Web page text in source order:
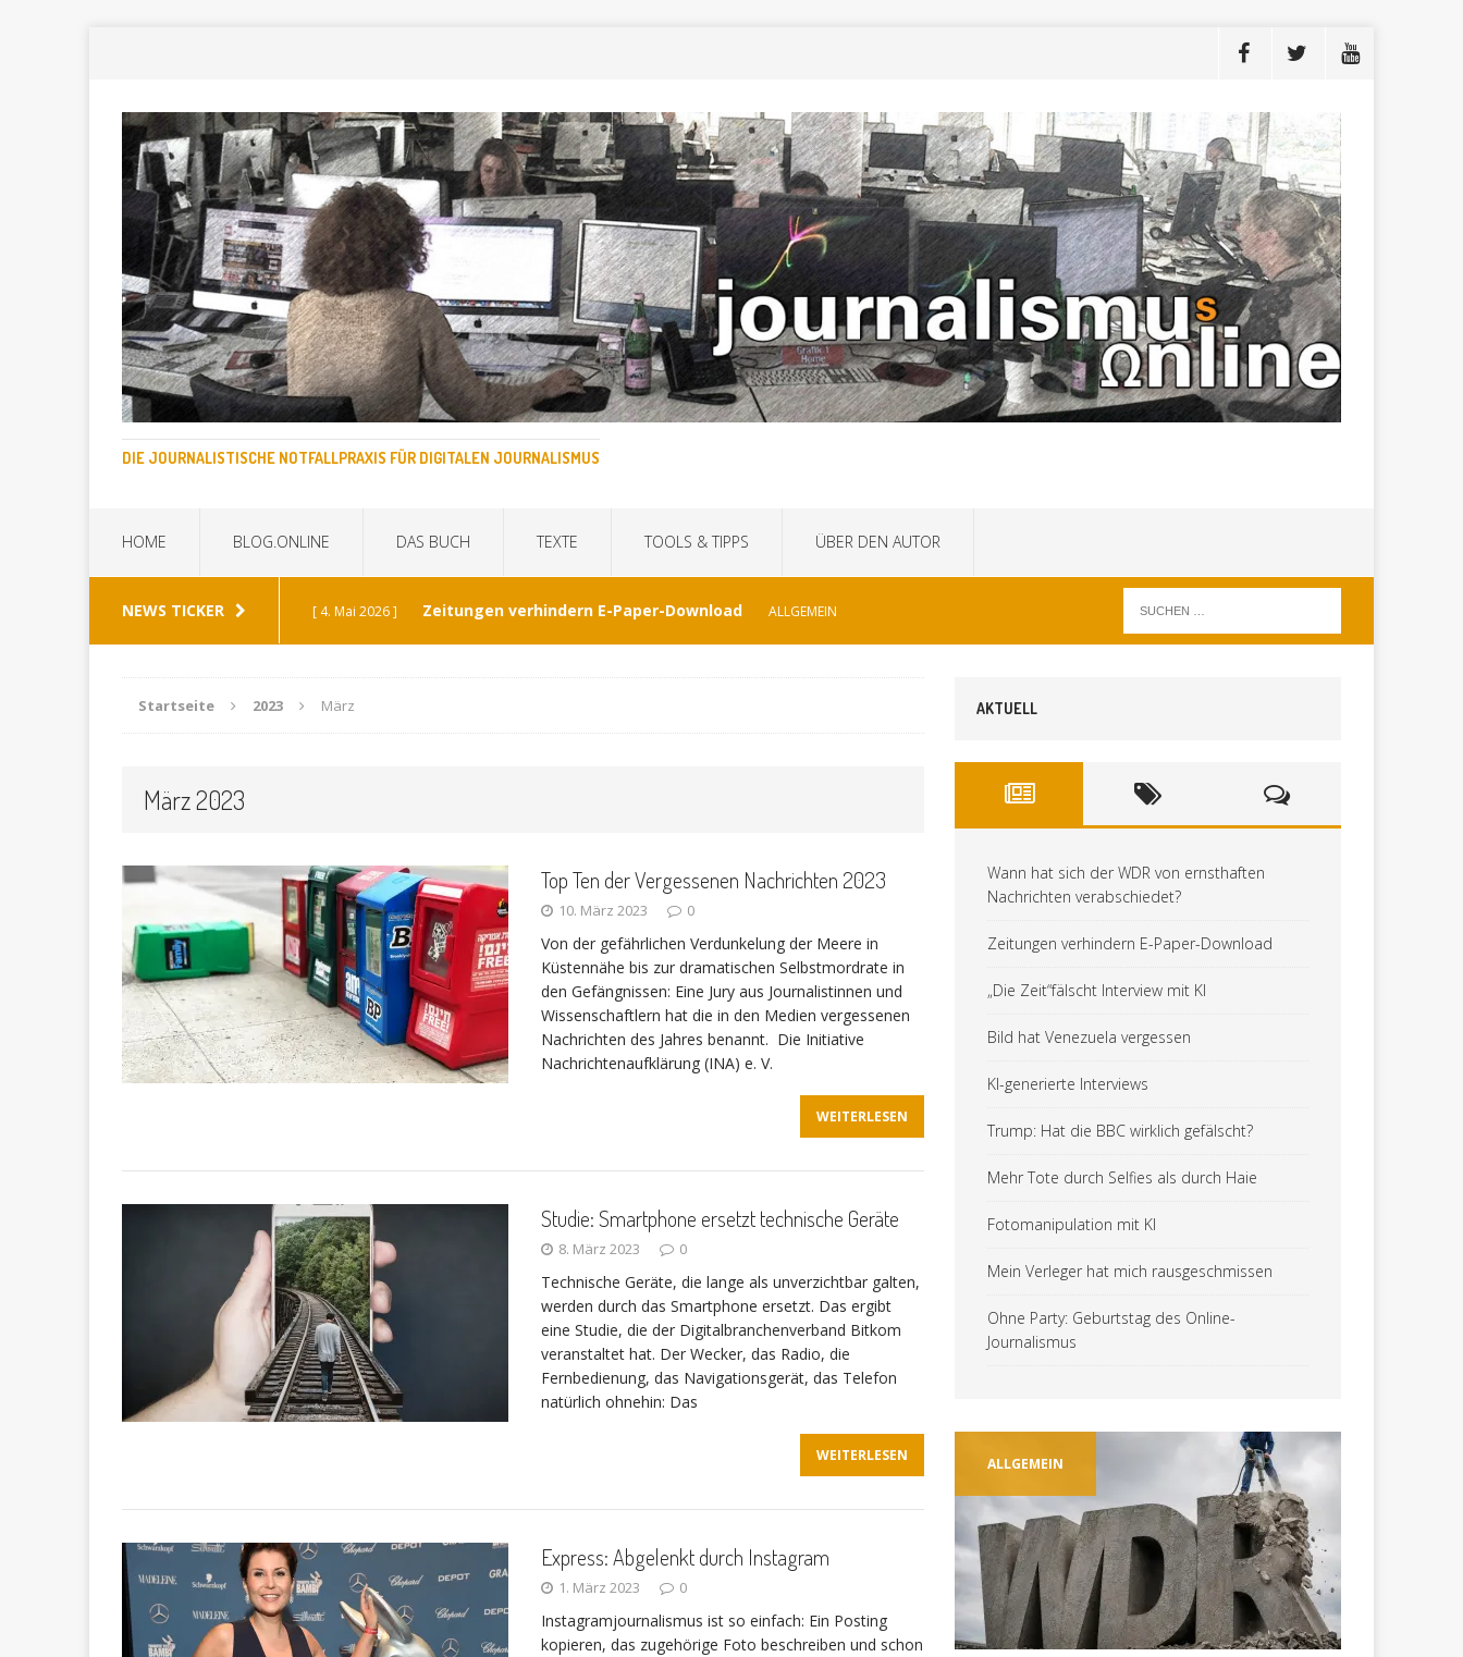
DIE JOURNALISTISCHE NOTFALLPRAXIS FÜR DIGITALEN JOURNALISMUS
HOME BLOG.ONLINE DAS BUCH TEXTE TOOLS & TIPPS ÜBER DEN AUTOR
NEWS TICKER [ 4. Mai 2026 ] Zeitungen verhindern E-Paper-Download ALLGEMEIN
[ 8. Januar 2026 ] „Die Zeit“fälscht Interview mit KI TECHNIK
[ 30. Mai 2026 ] Wann hat sich der WDR von ernsthaften Nachrichten
verabschiedet? ALLGEMEIN
Startseite 2023 März
März 2023
Top Ten der Vergessenen Nachrichten 2023
10. März 2023 0
Von der gefährlichen Verdunkelung der Meere in
Küstennähe bis zur dramatischen Selbstmordrate in
den Gefängnissen: Eine Jury aus Journalistinnen und
Wissenschaftlern hat die in den Medien vergessenen
Nachrichten des Jahres benannt. Die Initiative
Nachrichtenaufklärung (INA) e. V.
WEITERLESEN
Studie: Smartphone ersetzt technische Geräte
8. März 2023 0
Technische Geräte, die lange als unverzichtbar galten,
werden durch das Smartphone ersetzt. Das ergibt
eine Studie, die der Digitalbranchenverband Bitkom
veranstaltet hat. Der Wecker, das Radio, die
Fernbedienung, das Navigationsgerät, das Telefon
natürlich ohnehin: Das
WEITERLESEN
Express: Abgelenkt durch Instagram
1. März 2023 0
Instagramjournalismus ist so einfach: Ein Posting
kopieren, das zugehörige Foto beschreiben und schon
AKTUELL
Wann hat sich der WDR von ernsthaften
Nachrichten verabschiedet?
Zeitungen verhindern E-Paper-Download
„Die Zeit“fälscht Interview mit KI
Bild hat Venezuela vergessen
KI-generierte Interviews
Trump: Hat die BBC wirklich gefälscht?
Mehr Tote durch Selfies als durch Haie
Fotomanipulation mit KI
Mein Verleger hat mich rausgeschmissen
Ohne Party: Geburtstag des Online-
Journalismus
ALLGEMEIN